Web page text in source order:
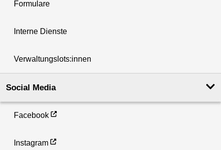
Formulare
Interne Dienste
Verwaltungslots:innen
Social Media
Facebook
Instagram